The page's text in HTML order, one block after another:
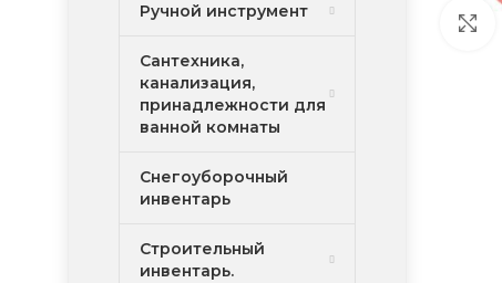
Ручной инструмент
Сантехника,
канализация,
принадлежности для
ванной комнаты
Снегоуборочный
инвентарь
Строительный
инвентарь.